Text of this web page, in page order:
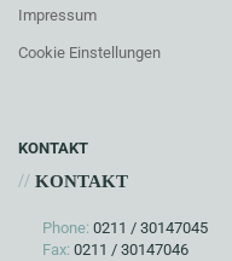
Impressum
Cookie Einstellungen
KONTAKT
// KONTAKT
Phone: 0211 / 30147045
Fax: 0211 / 30147046